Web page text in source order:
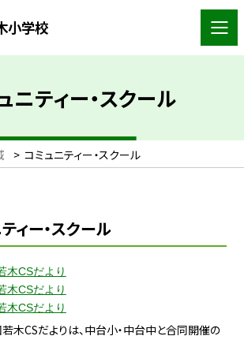
小学校
ニティー・スクール
> コミュニティー・スクール
ィー・スクール
木CSだより
木CSだより
木CSだより
木CSだよりは、中台小・中台中と合同開催の